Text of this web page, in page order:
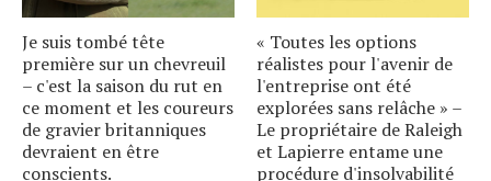
Je suis tombé tête
première sur un chevreuil
– c'est la saison du rut en
ce moment et les coureurs
de gravier britanniques
devraient en être
conscients.
« Toutes les options
réalistes pour l'avenir de
l'entreprise ont été
explorées sans relâche » –
Le propriétaire de Raleigh
et Lapierre entame une
procédure d'insolvabilité